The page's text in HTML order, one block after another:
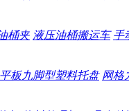
桶夹 液压油桶搬运车 手
平板九脚型塑料托盘 网格